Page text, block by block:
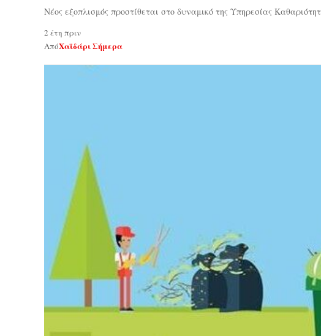
Νέος εξοπλισμός προστίθεται στο δυναμικό της Υπηρεσίας
2 έτη πριν
ΑπόΧαϊδάρι Σήμερα